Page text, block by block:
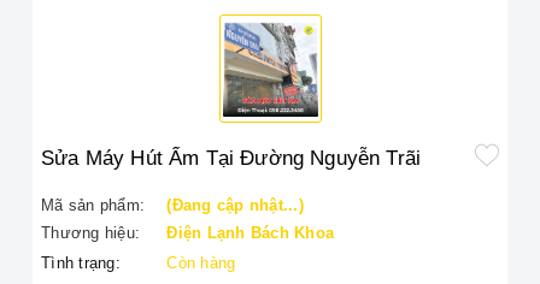
Sửa Máy Hút Ẩm Tại Đường Nguyễn Trãi
Mã sản phẩm:
(Đang cập nhật...)
Thương hiệu:
Điện Lạnh Bách Khoa
Tình trạng:
Còn hàng